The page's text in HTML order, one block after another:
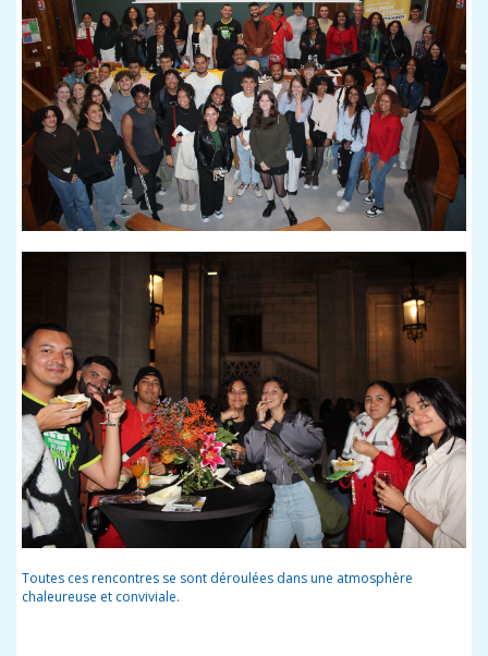
Toutes ces rencontres se sont déroulées dans une atmosphère
chaleureuse et conviviale.